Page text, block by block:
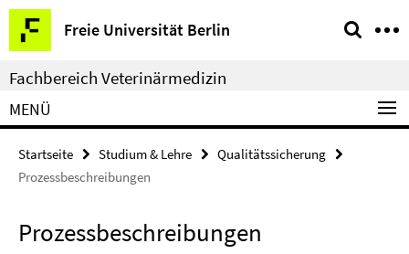
Springe
direkt
zu
Inhalt
Freie Universität Berlin
Service-
Navigation
Fachbereich Veterinärmedizin
MENÜ
Startseite Studium & Lehre
Qualitätssicherung
Prozessbeschreibungen
Prozessbeschreibungen